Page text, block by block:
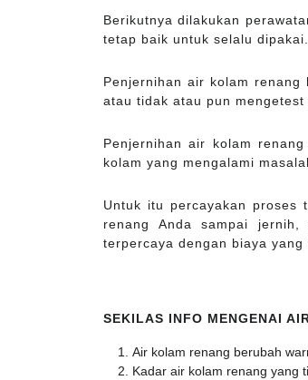
Berikutnya dilakukan
tetap baik untuk selalu dipakai.
Penjernihan air kolam
atau tidak atau pun
Penjernihan air kolam
kolam yang mengalami
Untuk itu percayakan proses
renang Anda sampai
terpercaya dengan biaya yang
SEKILAS INFO MENGENAI
Air kolam renang berubah
Kadar air kolam renang yang